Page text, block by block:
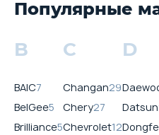
Популярные
B
BAIC7
BelGee5
Brilliance5
C
Changan29
Chery27
Chevrolet12
D
Datsun